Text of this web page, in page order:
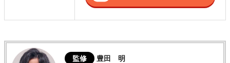
監修 豊田 明